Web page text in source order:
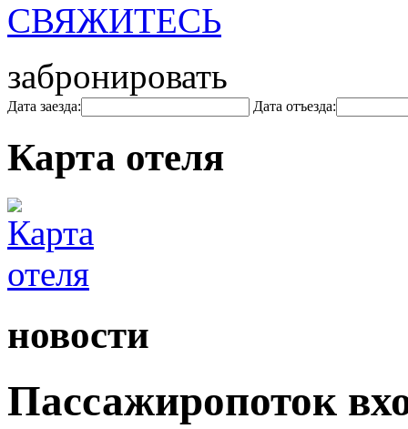
СВЯЖИТЕСЬ
забронировать
Дата заезда: Дата отъезда:
Карта отеля
новости
Пассажиропоток